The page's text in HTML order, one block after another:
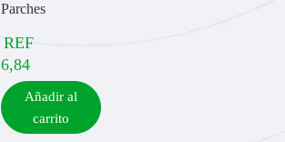
Parches
REF
6,84
Añadir al
carrito